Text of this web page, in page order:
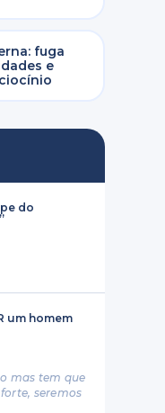
fuga
e
do
um homem
mas tem que
seremos